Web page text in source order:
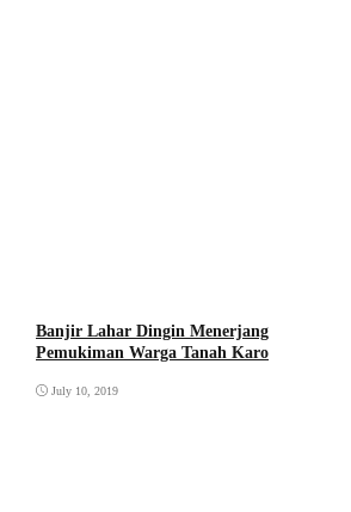
Banjir Lahar Dingin Menerjang
Pemukiman Warga Tanah Karo
July 10, 2019